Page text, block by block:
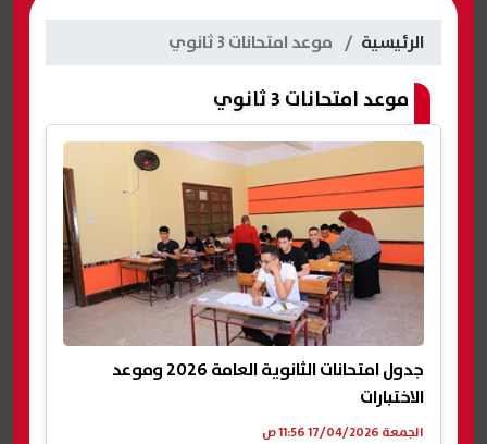
الرئيسية موعد امتحانات 3 ثانوي
موعد امتحانات 3 ثانوي
جدول امتحانات الثانوية العامة 2026 وموعد
الاختبارات
الجمعة 17/04/2026 11:56 ص